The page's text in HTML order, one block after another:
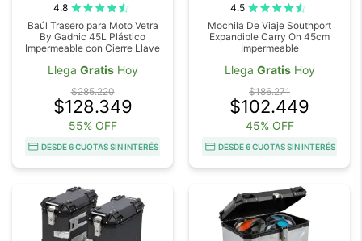
4.8
Baúl Trasero para Moto Vetra
By Gadnic 45L Plástico
Impermeable con Cierre Llave
Llega GratisHoy
$285.220
$128.349
55% OFF
DESDE 6 CUOTAS SIN INTERÉS
4.5
Mochila De Viaje Southport
Expandible Carry On 45cm
Impermeable
Llega GratisHoy
$186.271
$102.449
45% OFF
DESDE 6 CUOTAS SIN INTERÉS